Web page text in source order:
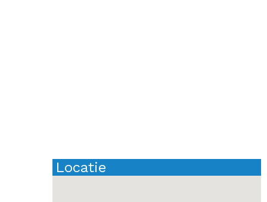
Locatie